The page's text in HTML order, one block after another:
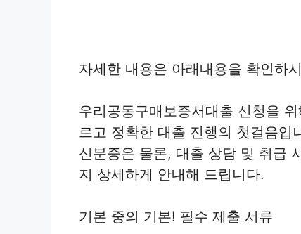
자세한 내용은 아래내용을 확인하
우리공동구매보증서대출 신청을
르고 정확한 대출 진행의 첫걸음입
신분증은 물론, 대출 상담 및 취급
지 상세하게 안내해 드립니다.
기본 중의 기본! 필수 제출 서류